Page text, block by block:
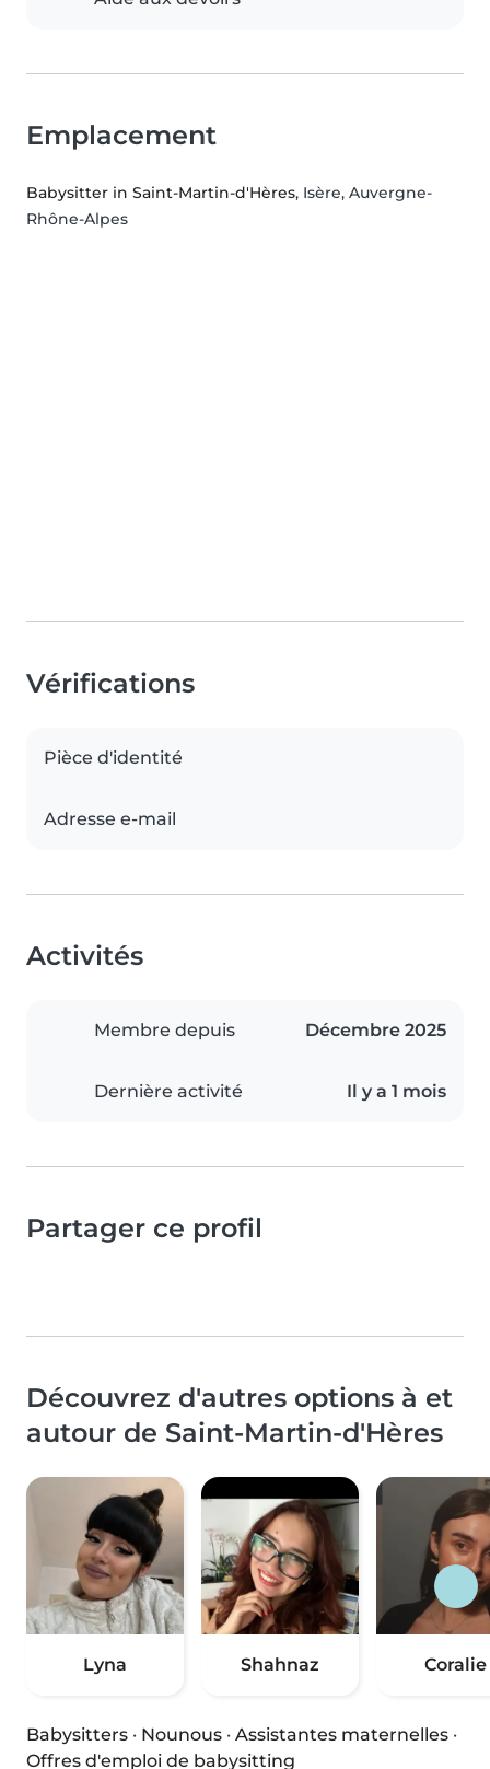
Emplacement
Babysitter in Saint-Martin-d'Hères, Isère, Auvergne-
Rhône-Alpes
Vérifications
Pièce d'identité
Adresse e-mail
Activités
Membre depuis Décembre 2025
Dernière activité Il y a 1 mois
Partager ce profil
Découvrez d'autres options à et
autour de Saint-Martin-d'Hères
Lyna Shahnaz Coralie
Babysitters · Nounous · Assistantes maternelles ·
Offres d'emploi de babysitting